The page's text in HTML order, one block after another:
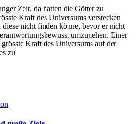
Zeit, da hatten die Götter zu
Kraft des Universums verstecken
diese nicht finden könne, bevor er nicht
umzugehen. Einer
Kraft des Universums auf der
zu